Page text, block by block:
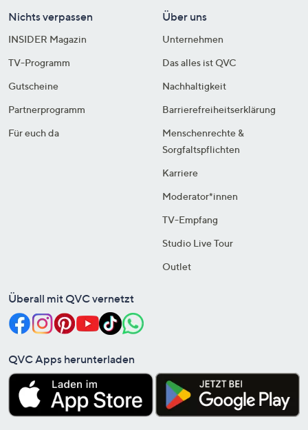
Nichts verpassen
INSIDER Magazin
TV-Programm
Gutscheine
Partnerprogramm
Für euch da
Über uns
Unternehmen
Das alles ist QVC
Nachhaltigkeit
Barrierefreiheitserklärung
Menschenrechte &
Sorgfaltspflichten
Karriere
Moderator*innen
TV-Empfang
Studio Live Tour
Outlet
Überall mit QVC vernetzt
QVC Apps herunterladen